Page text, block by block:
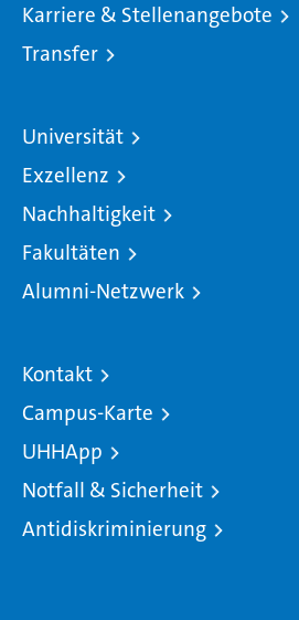
Karriere & Stellenangebote
Transfer
Universität
Exzellenz
Nachhaltigkeit
Fakultäten
Alumni-Netzwerk
Kontakt
Campus-Karte
UHHApp
Notfall & Sicherheit
Antidiskriminierung